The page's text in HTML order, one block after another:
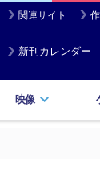
関連サイト
新刊カレンダー
映像